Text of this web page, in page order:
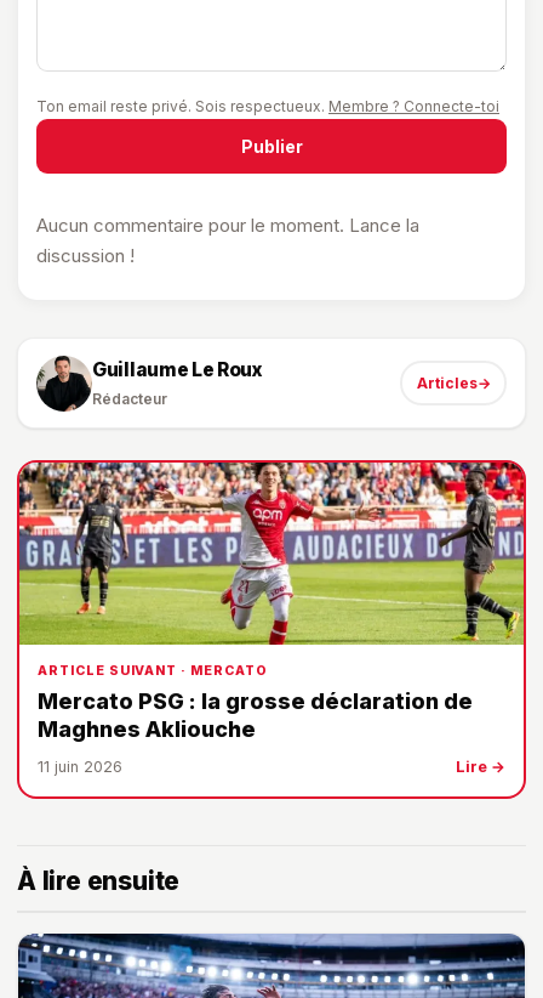
Ton email reste privé. Sois respectueux. Membre ? Connecte-toi
Publier
Aucun commentaire pour le moment. Lance la
discussion !
Guillaume Le Roux
Rédacteur
Articles→
ARTICLE SUIVANT · MERCATO
Mercato PSG : la grosse déclaration de
Maghnes Akliouche
11 juin 2026 Lire →
À lire ensuite